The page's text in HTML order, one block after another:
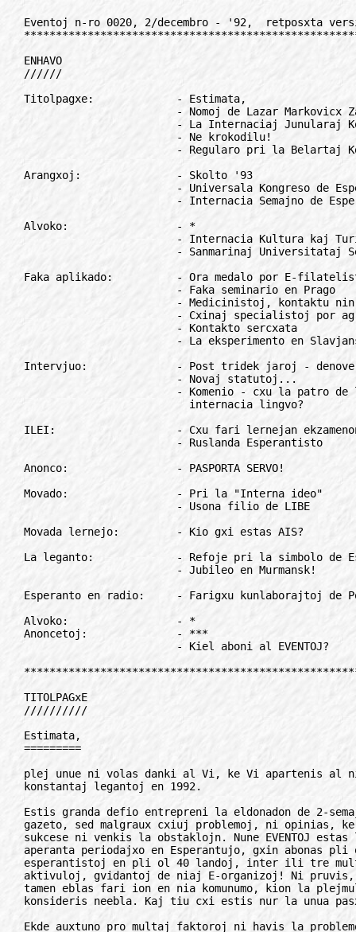
Eventoj n-ro 0020, 2/decembro - '92,  retposxta versio
******************************************************

ENHAVO
//////

Titolpagxe:             - Estimata,
                        - Nomoj de Lazar Markovicx Zamenhof
                        - La Internaciaj Junularaj Kongresoj lauxlande
                        - Ne krokodilu!
                        - Regularo pri la Belartaj Konkursoj de UEA

Arangxoj:               - Skolto '93
                        - Universala Kongreso de Esperanto, 1993
                        - Internacia Semajno de Esperanto

Alvoko:                 - *
                        - Internacia Kultura kaj Turisma Semajno
                        - Sanmarinaj Universitataj Sesioj (SUS)

Faka aplikado:          - Ora medalo por E-filatelistoj
                        - Faka seminario en Prago
                        - Medicinistoj, kontaktu nin!
                        - Cxinaj specialistoj por agrikultura laboro
                        - Kontakto sercxata
                        - La eksperimento en Slavjansk

Intervjuo:              - Post tridek jaroj - denove en Vraca
                        - Novaj statutoj...
                        - Komenio - cxu la patro de la ideo pri la
                          internacia lingvo?

ILEI:                   - Cxu fari lernejan ekzamenon en Auxstrio?
                        - Ruslanda Esperantisto

Anonco:                 - PASPORTA SERVO!

Movado:                 - Pri la "Interna ideo"
                        - Usona filio de LIBE

Movada lernejo:         - Kio gxi estas AIS?

La leganto:             - Refoje pri la simbolo de Esperanto
                        - Jubileo en Murmansk!

Esperanto en radio:     - Farigxu kunlaborajtoj de Pola Radio

Alvoko:                 - *
Anoncetoj:              - ***
                        - Kiel aboni al EVENTOJ?

*************************************************************************

TITOLPAGxE
//////////

Estimata,
=========

plej unue ni volas danki al Vi, ke Vi apartenis al niaj
konstantaj legantoj en 1992.

Estis granda defio entrepreni la eldonadon de 2-semajna E-
gazeto, sed malgraux cxiuj problemoj, ni opinias, ke fine
sukcese ni venkis la obstaklojn. Nune EVENTOJ estas la plej ofte
aperanta periodajxo en Esperantujo, gxin abonas pli ol mil
esperantistoj en pli ol 40 landoj, inter ili tre multaj
aktivuloj, gvidantoj de niaj E-organizoj! Ni pruvis, ke jes,
tamen eblas fari ion en nia komunumo, kion la plejmulto
konsideris neebla. Kaj tiu cxi estis nur la unua pasxo...

Ekde auxtuno pro multaj faktoroj ni havis la problemon pli
dauxra malfruo, tamen ni plenumis nian promeson pri monate du-
foja aperado. Regule ni informis pri la eventoj de nia
Esperantujo, kaj transprenis artikolojn el cx. 70 aliaj E-
revuoj, periodajxoj.

Ni tre dankas al Vi la kuragxigajn, gratulajn leterojn, kaj
dankas la artikolojn, leterojn, informojn. Ni volas, ke ankaux
estonte Vi estu ne nur leganto, sed ankaux kunlaboranto de
EVENTOJ. Dauxre ni gxoje atendas viajn leterojn! Ni volas, ke
ankaux estonte Vi konsideru gxin kiel nia komuna Esperanta
gazeto.

Ni esperas, ke Vi estas kaj estos kontenta pri la enhavo de
EVENTOJ. Ni petas Vin, renovigu vian abonon por la nova jaro! La
baza abonkotizo estas 59 guldenoj, - kiu malgraux la drasta
kresko de kostoj signifas reale nesxangxitan prezon, ja en '92
ni startis nur en marto. Por esperantistoj el la eks-soclandoj
ni ofertas speciale rabatitan prezon de 23 guldenoj!

Aparte ne petas vian helpon pri la popularigo de EVENTOJ. Montru
gxin en via E-klubo, al viaj konatoj, kaj helpu al la aliaj
aboni gxin! Ni opinias, ke cxiu esperantisto bezonas iun
konstantan informan ligilon al la movado. Ni esperas, ke kun via
helpo en '93 signife kreskos la nombro de legantoj, des pli, ke
nur tio povas firmigi la financan flankon de la aperigo.

Do, venante al la lastaj vortoj en '92, ni deziras al Vi
agrablajn jarfinajn festotagojn, multajn sukcesojn, felicxojn
ankaux en via privata vivo, kaj multan gxojon ene de nia E-
komunumo.

Starante je via servo, nome de nia tuta teamo:

Szilvasi Laszlo

*************************************************************************

Nomoj de Lazar Markovicx Zamenhof
=================================

Zamenhof, iniciatinto de Esperanto, naskigxis judo en la orienta
parto de la Rusa Imperio. Li mem preferis uzi la terminon
ruslanda hebreo, ni tamen restas cxe la vorto judo, tuj vi vidos
kial. La judaro tie en la 19-a jarcento apartigxis de la aliaj
etnoj (laux la zamenhofa termino gentoj) ne nur religie, sed
ankaux lingve: ili parolis la jidon (aux jidisxan) lingvon. La
jida - malgraux PIV - ne estas germana dialekto, sed tute
memstara lingvo, ecx pli malnova ol la germana.

Jidajn tekstojn oni skribis per kvar alfabetoj. La elekton
determinis la socioj, en kiuj ili vivis. Precipe la kulturo de
germanoj, poloj, litovoj kaj rusoj influis la jidan kulturon,
do, ili uzis gotajn, latinajn aux cirilajn literojn. Krom tio -
cxefe por ekleziaj celoj - oni uzis ankaux hebreajn literojn. La
hebrea estis la lingvo de la antikvaj judoj, la lingvo de la
Malnova Testamento. La jida kaj la hebrea lingvoj ege
diferencas: la unua apartenas al la hindeuxropa lingvofamilio,
la dua al la semida. Kaj la lasta averto: neniuj el la menciitaj
lingvoj estas identaj kun la ivrito, lingvo de la moderna
Israelo. La ivrita estas planlingvo iniciatita en 1945, t.e.
multe pli juna planlingvo ol la Internacia Lingvo Esperanto
iniciatita en 1887.

Post tiom da enkonduko estas evidente, kial judo naskigxinta en
la tiama Rusio ricevis nomon en tri lingvoj, en la lingvo de la
juda eklezio (hebrea), en la lingvo de la etno (jida), kaj en la
oficiala, sxtata lingvo (rusa). Oni dokumentis plej precize la
oficialan (precipe cxe knaboj pro la soldatservo). Ekzemple la
patro de "nia" Zamenhof ricevis nomojn la hebrean Mordehxaj, la
jidan Motel aux Mordhxe (gxia de rusoj kripligita formo estis
Mordka) kaj la rusan Mark. Lia filo ricevis la hebrean nomon
Eliezer, kiun li neniam uzis, sed ankaux la jida Lejzer restis
en la matrikulo, cxar li uzis konsekvence la rusan Lazar.

La nomo en la rusa lingvo enhavas ankaux la genitivon de la
patra nomo. Do, lia kompleta, oficiala nomo estis Lazar
Markovicx Zamenhof. Tiujn, kiuj konas tiun lingvan ordon, tute
ne konfuzas la fakto, ke en dokumentoj kelkfoje aperis ankaux
Lazar Motelev Zamenhof, aux Lazar, filo de Mordka. En
mallongigita formo cxiuj variantoj estas Lazar M. Zamenhof, kiun
formon li uzis. Sed plej ofte li subskribis nur L. Zamenhof.

De la patrino kaj de la juda kvartalo de Bjalistoko li lernis la
jidan, poste frekventis jidlingvan bazlernejon. Pli malfrue li
publikigis pri la jida gramatiko, postlasis ampleksan studon pri
gxi, verkis, en la jida kaj tradukis el la jida literaturo en
Esperenton. Li estis jide parolanta judo, tamen gxenerale estas
akceptebla uzi nur lian rusan nomon. Ne nur tial, cxar gxi estis
la oficiala, sed ankaux pro alia kialo.

Lia patro estis Mark Fabianovicx Zamenhof, instruisto de
geografio kaj modernaj lingvoj, poste sxtata cenzuristo pri
jidaj kaj hebreaj presajxoj. Li estis pioniro de la klerisma
movado inter judaj intelektuloj, klopodanta cxesigi per kompleta
asimiligxo (rusigxo) la apartecon de judoj, forlasante la etnajn
kaj religiajn apartajxojn. Tial la rusa estis la hejmolingvo
(kvankam la patrino ne bone parolis gxin).

Lazar pli kaj pli konsideris la rusan amata gepatra lingvo,
frekventis rusan gimnazion, verkis en la rusa tradukis en gxin
kaj tradukis multon el la rusa literaturo en Esperanton. Ankaux
lia familia lingvo estis la rusa, li edukis siajn infanojn en
gxi. La ruseco de la familio estis tiel forta, ke ankaux lia
filo, Adamo, post la unua mondmilito pola sxtatano en la jam
sendependa Polio, hejme nur la rusan uzis en sia familio.

El cxio cxi estas evidente, ke Zamenhof - kvankam Bjalistokano,
poste Varsoviano - ne estis polo. Li estis ruso, aux - se vi
tion preferas - rusigxinta judo, kiu bone konis kaj tre sxatis
ankaux sian unuan gepatran, etnan lingvon, la jidan. Kaj amis
sian tutan etnon, kies amasoj ne rusigxis, kaj parolis la rusan
malbone, kiel fremdan lingvon.

Ekde 1887 dum kelkaj jaroj li uzis la plumnomon Esperanto, Dr.
Esperanto, aux D-ro Esperanto. En la privata vivo porokaze li
uzis ankaux alprenitan nomon apud aux anstataux Lazar (Ljudovik
Markovicx, Ludvigo Lazaro). Li uzis ankaux la plumnomojn
Gamzefon, Unuel, Homo Sum k.a. En Esperanto ekde 1904 li
konsekvence uzis la alprenitan nomon L. L. Zamenhof, kies unuaj
literoj estis en esperantigita formo Lazaro Ludoviko, en la
franca Lazare Louis, en la pola Lazar Ludwik, en la germana
Lazar Ludwig, ktp.

En svedaj, portugalaj kaj cxefe en germanaj publikajxoj li uzis
ankaux la formon Samenhof, ke germano prononcu gxin Zamenhof (ja
la prononco de Zamenhof estus Camenhof). Tamen, tiu formo iom
post iom malaperis, kaj en la germana jam de longe oni skribas
nur Zamenhof, kaj ankaux prononcas gxin tiel, gxuste.

Arpad Ratkai, Hungario

*************************************************************************

La Internaciaj Junularaj Kongresoj lauxlande
============================================

En la jam, kutima formo cxi-foje ni prezentas la lauxlandan
dividon de la kvindek internaciaj junularaj kongresoj. Do,
inkluzive ankaux la venontajn: en Vraca (1993) kaj ie en Koreio
(1994).

La plej multaj kongresoj okazis en Nederio (9) kaj en Germanio
(5) - en tiuj du landoj okazis pli ol kvarono de la kongresaro.
Sekvas Britio (4), Bulgario (3), Svedio (3), Polio (3) kaj
Francio (3). Entute la unuaj sep landoj okazigis pli ol duonon
de la